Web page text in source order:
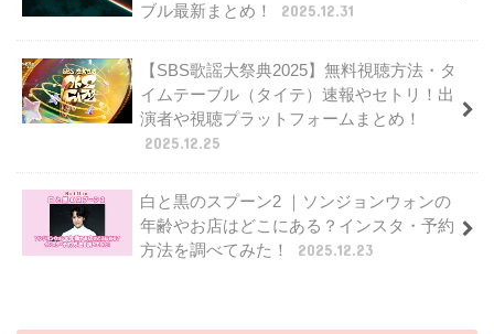
ブル最新まとめ！
2025.12.31
【SBS歌謡大祭典2025】無料視聴方法・タ
イムテーブル（タイテ）速報やセトリ！出
演者や視聴プラットフォームまとめ！
2025.12.25
白と黒のスプーン2 ｜ソンジョンウォンの
年齢やお店はどこにある？インスタ・予約
方法を調べてみた！
2025.12.23